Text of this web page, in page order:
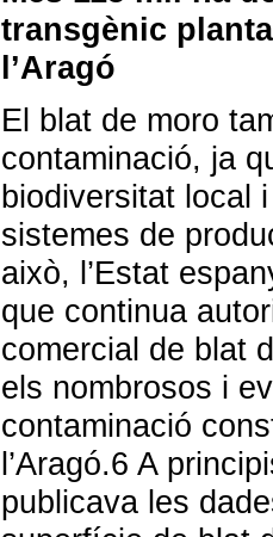
transgènic
l’Aragó
El blat de moro
contaminació, ja
biodiversitat local
sistemes de
això, l’Estat
que continua
comercial de blat
els nombrosos i
contaminació
l’Aragó.6 A
publicava les